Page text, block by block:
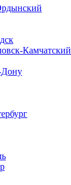
Камчатский
Дону